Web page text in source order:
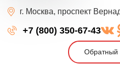
г. Москва, проспект
+7 (800) 350-67-43
Обратный